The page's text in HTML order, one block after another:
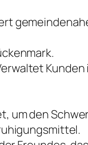
um den